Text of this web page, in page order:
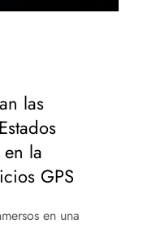
las
la
GPS
en una